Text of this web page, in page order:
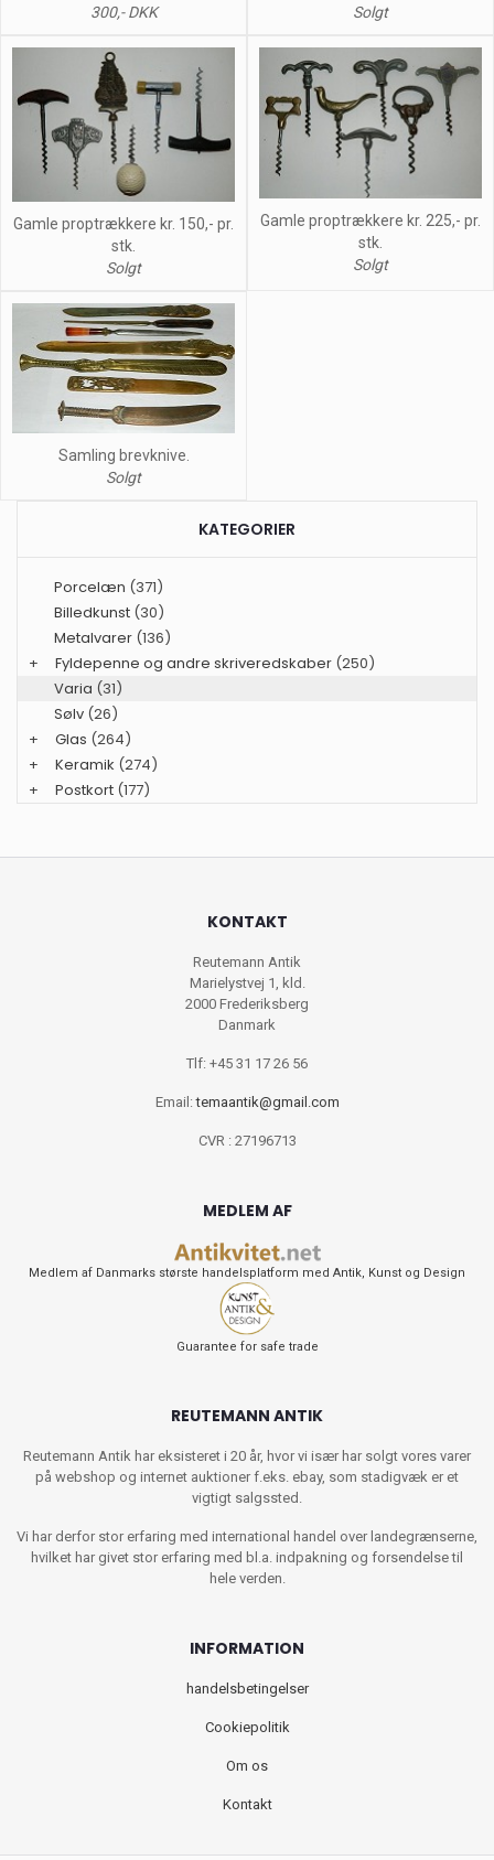
300,- DKK
Solgt
Gamle proptrækkere kr. 150,- pr.
stk.
Solgt
Gamle proptrækkere kr. 225,- pr.
stk.
Solgt
Samling brevknive.
Solgt
KATEGORIER
Porcelæn (371)
Billedkunst (30)
Metalvarer (136)
+
Fyldepenne og andre skriveredskaber (250)
Varia (31)
Sølv (26)
+
Glas (264)
+
Keramik (274)
+
Postkort (177)
KONTAKT
Reutemann Antik
Marielystvej 1, kld.
2000 Frederiksberg
Danmark
Tlf: +45 31 17 26 56
Email:temaantik@gmail.com
CVR : 27196713
MEDLEM AF
Medlem af Danmarks største handelsplatform med Antik, Kunst og Design
Guarantee for safe trade
REUTEMANN ANTIK
Reutemann Antik har eksisteret i 20 år, hvor vi især har solgt vores varer
på webshop og internet auktioner f.eks. ebay, som stadigvæk er et
vigtigt salgssted.
Vi har derfor stor erfaring med international handel over landegrænserne,
hvilket har givet stor erfaring med bl.a. indpakning og forsendelse til
hele verden.
INFORMATION
handelsbetingelser
Cookiepolitik
Om os
Kontakt